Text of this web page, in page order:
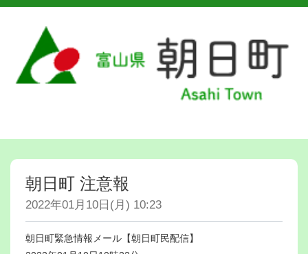
朝日町 注意報
2022年01月10日(月) 10:23
朝日町緊急情報メール【朝日町民配信】